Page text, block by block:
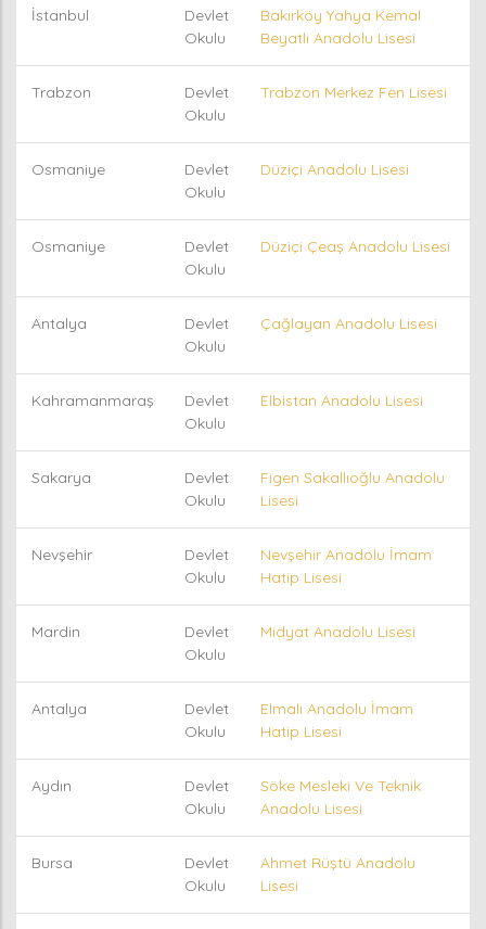
İstanbul
Devlet
Okulu
Bakırköy Yahya Kemal
Beyatlı Anadolu Lisesi
Trabzon
Devlet
Okulu
Trabzon Merkez Fen Lisesi
Osmaniye
Devlet
Okulu
Düziçi Anadolu Lisesi
Osmaniye
Devlet
Okulu
Düziçi Çeaş Anadolu Lisesi
Antalya
Devlet
Okulu
Çağlayan Anadolu Lisesi
Kahramanmaraş
Devlet
Okulu
Elbistan Anadolu Lisesi
Sakarya
Devlet
Okulu
Figen Sakallıoğlu Anadolu
Lisesi
Nevşehir
Devlet
Okulu
Nevşehir Anadolu İmam
Hatip Lisesi
Mardin
Devlet
Okulu
Midyat Anadolu Lisesi
Antalya
Devlet
Okulu
Elmalı Anadolu İmam
Hatip Lisesi
Aydın
Devlet
Okulu
Söke Mesleki Ve Teknik
Anadolu Lisesi
Bursa
Devlet
Okulu
Ahmet Rüştü Anadolu
Lisesi